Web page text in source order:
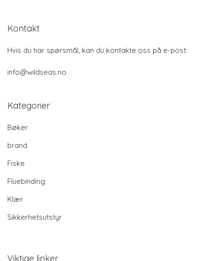
Kontakt
Hvis du har spørsmål, kan du kontakte oss på e-post:
info@wildseas.no
Kategorier
Bøker
brand
Fiske
Fluebinding
Klær
Sikkerhetsutstyr
Viktige linker